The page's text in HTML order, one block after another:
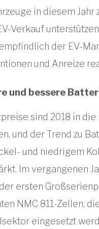
in diesem Jahr
Verkauf
der EV-
und Anreize
und bessere
sind 2018 in die
und der Trend zu
und niedrigem
Im vergangenen
ersten
NMC 811-Zellen,
eingesetzt